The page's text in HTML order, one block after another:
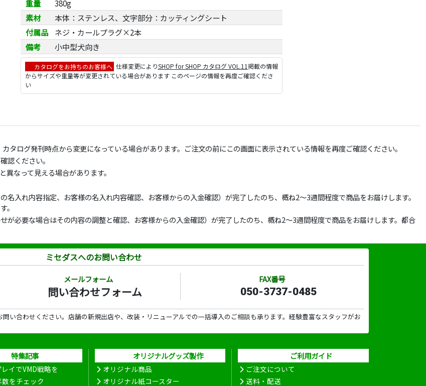
重量
380g
素材
本体：ステンレス、文字部分：カッティングシート
付属品
ネジ・カールプラグ×2本
備考
小中型犬向き
カタログをお持ちのお客様へ 仕様変更によりSHOP for SHOP カタログ VOL.11掲載の情報
からサイズや重量等が変更されている場合があります このページの情報を再度ご確認くださ
い
ログ発刊時点から変更になっている場合があります。ご注文の前にこの画面に表示されている情報を再度ご確認ください。
認ください。
なって見える場合があります。
入れ内容指定、お客様の名入れ内容確認、お客様からの入金確認）が完了したのち、概ね2～3週間程度で商品をお届けします。
。
が必要な場合はその内容の調整と確認、お客様からの入金確認）が完了したのち、概ね2～3週間程度で商品をお届けします。都合
ミセダスへのお問い合わせ
メールフォーム
問い合わせフォーム
FAX番号
050-3737-0485
い合わせください。店舗の新規出店や、改装・リニューアルでの一括導入のご相談も承ります。経験豊富なスタッフがお
特集記事
イでVMD戦略を
をチェック
オリジナルグッズ製作
オリジナル商品
オリジナル紙コースター
ご利用ガイド
ご注文について
送料・配送